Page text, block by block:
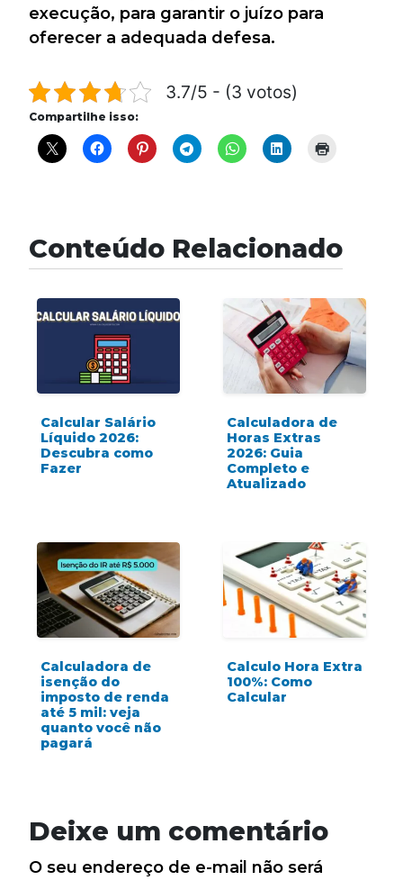
execução, para garantir o juízo para
oferecer a adequada defesa.
3.7/5 - (3 votos)
Compartilhe isso:
Conteúdo Relacionado
Calcular Salário
Líquido 2026:
Descubra como
Fazer
Calculadora de
Horas Extras
2026: Guia
Completo e
Atualizado
Calculadora de
isenção do
imposto de renda
até 5 mil: veja
quanto você não
pagará
Calculo Hora Extra
100%: Como
Calcular
Deixe um comentário
O seu endereço de e-mail não será